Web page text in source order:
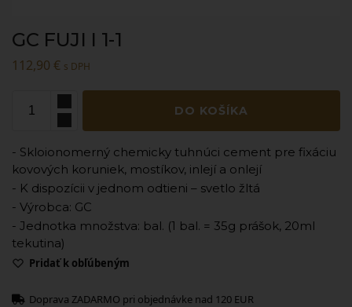
GC FUJI I 1-1
112,90 € s DPH
DO KOŠÍKA
- Skloionomerný chemicky tuhnúci cement pre fixáciu
kovových koruniek, mostíkov, inlejí a onlejí
- K dispozícii v jednom odtieni – svetlo žltá
- Výrobca: GC
- Jednotka množstva: bal. (1 bal. = 35g prášok, 20ml
tekutina)
Pridať k obľúbeným
Doprava ZADARMO pri objednávke nad 120 EUR